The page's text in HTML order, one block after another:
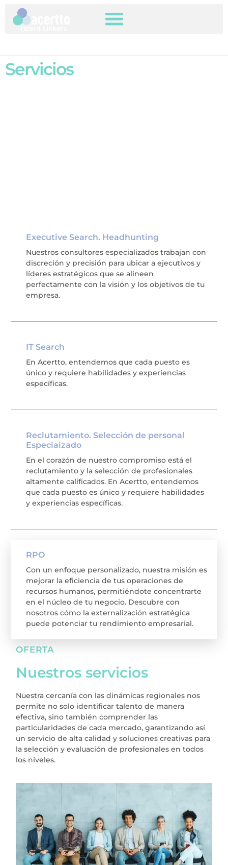
Servicios
OFERTA
Nuestros servicios
Nuestra cercanía con las dinámicas regionales nos
permite no solo identificar talento de manera
efectiva, sino también comprender las
particularidades de cada mercado, garantizando así
un servicio de alta calidad y soluciones creativas para
la selección y evaluación de profesionales en todos
los niveles.
Executive Search. Headhunting
Nuestros consultores especializados trabajan con
discreción y precisión para ubicar a ejecutivos y
líderes estratégicos que se alineen
perfectamente con la visión y los objetivos de tu
empresa.
IT Search
En Acertto, entendemos que cada puesto es
único y requiere habilidades y experiencias
específicas.
Reclutamiento. Selección de personal
Especiaizado
En el corazón de nuestro compromiso está el
reclutamiento y la selección de profesionales
altamente calificados. En Acertto, entendemos
que cada puesto es único y requiere habilidades
y experiencias específicas.
RPO
Con un enfoque personalizado, nuestra misión es
mejorar la eficiencia de tus operaciones de
recursos humanos, permitiéndote concentrarte
en el núcleo de tu negocio. Descubre con
nosotros cómo la externalización estratégica
puede potenciar tu rendimiento empresarial.